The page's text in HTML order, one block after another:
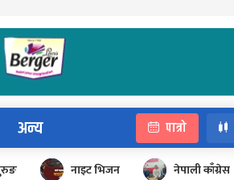
अन्य पात्रो
नाइट भिजन नेपाली काँग्रेस